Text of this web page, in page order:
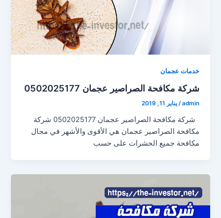
خدمات عجمان
شركة مكافحة الصراصير عجمان 0502025177
admin
/يناير 11, 2019
شركة مكافحة الصراصير عجمان 0502025177 شركة
مكافحة الصراصير عجمان هي الأقوى والأشهر في مجال
مكافحة جميع الحشرات على حسب